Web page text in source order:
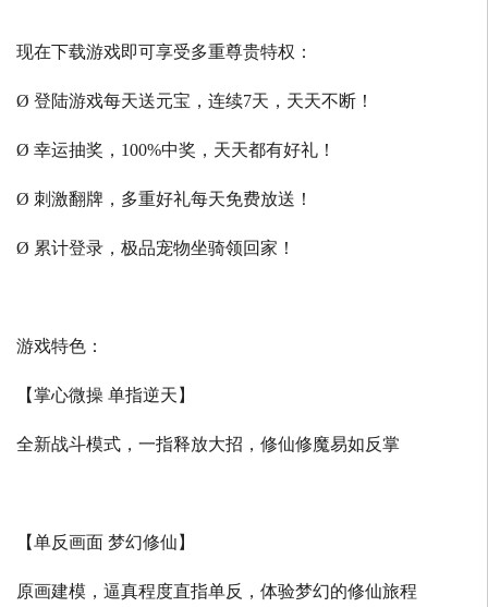
现在下载游戏即可享受多重尊贵特权：
Ø 登陆游戏每天送元宝，连续7天，天天不断！
Ø 幸运抽奖，100%中奖，天天都有好礼！
Ø 刺激翻牌，多重好礼每天免费放送！
Ø 累计登录，极品宠物坐骑领回家！
游戏特色：
【掌心微操 单指逆天】
全新战斗模式，一指释放大招，修仙修魔易如反掌
【单反画面 梦幻修仙】
原画建模，逼真程度直指单反，体验梦幻的修仙旅程